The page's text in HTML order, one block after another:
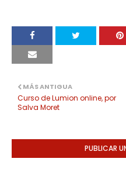
MÁS ANTIGUA
Curso de Lumion online, por
Salva Moret
PUBLICAR